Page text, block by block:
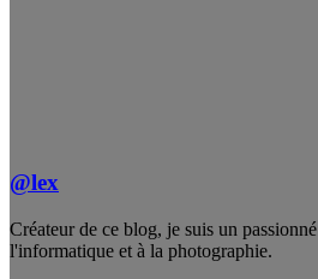
@lex
Créateur de ce blog, je suis un
l'informatique et à la photographie.